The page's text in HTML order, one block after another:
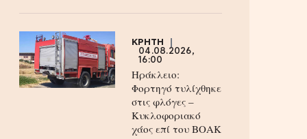
ΚΡΗΤΗ
04.08.2026,
16:00
Ηράκλειο:
Φορτηγό τυλίχθηκε
στις φλόγες –
Κυκλοφοριακό
χάος επί του ΒΟΑΚ